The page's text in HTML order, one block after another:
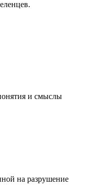
и смыслы
на разрушение